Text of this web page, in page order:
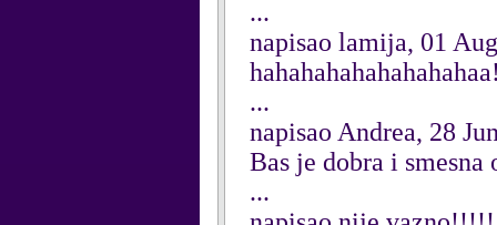
...
napisao lamija, 01
...
napisao Andrea, 28
Bas je dobra i
...